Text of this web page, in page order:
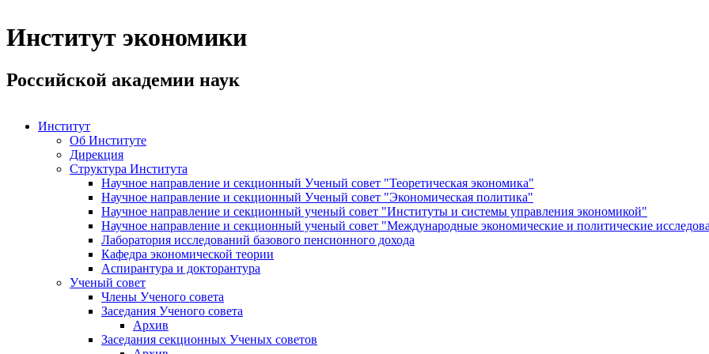
Институт экономики
Российской академии наук
Институт
Об Институте
Дирекция
Структура Института
Научное направление и секционный Ученый совет "Теоретическая экономика"
Научное направление и секционный Ученый совет "Экономическая политика"
Научное направление и секционный ученый совет "Институты и системы управления экономикой"
Научное направление и секционный ученый совет "Международные экономические и политические
Лаборатория исследований базового пенсионного дохода
Кафедра экономической теории
Аспирантура и докторантура
Ученый совет
Члены Ученого совета
Заседания Ученого совета
Архив
Заседания секционных Ученых советов